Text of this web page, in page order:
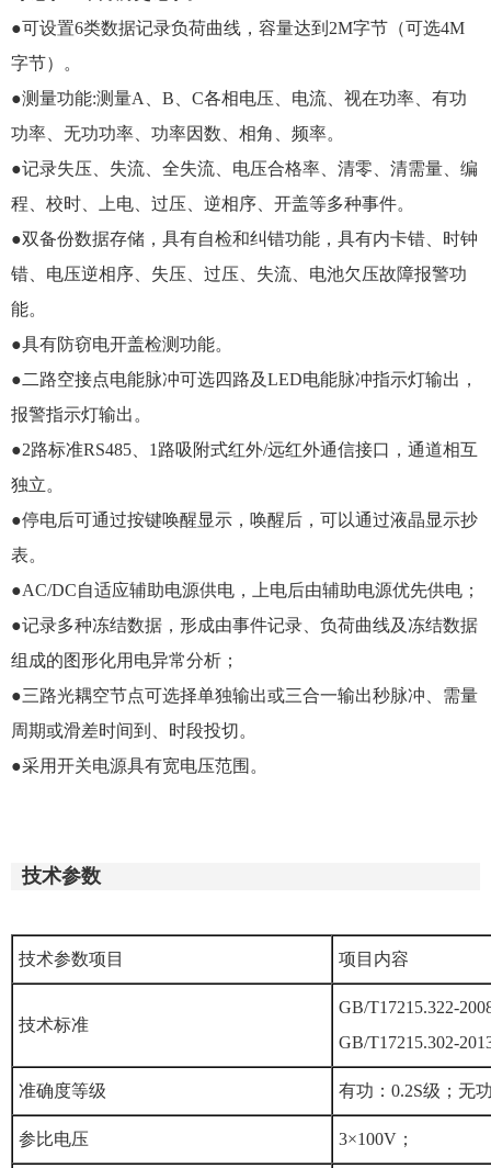
●可设置6类数据记录负荷曲线，容量达到2M字节（可选4M
字节）。
●测量功能:测量A、B、C各相电压、电流、视在功率、有功
功率、无功功率、功率因数、相角、频率。
●记录失压、失流、全失流、电压合格率、清零、清需量、编
程、校时、上电、过压、逆相序、开盖等多种事件。
●双备份数据存储，具有自检和纠错功能，具有内卡错、时钟
错、电压逆相序、失压、过压、失流、电池欠压故障报警功
能。
●具有防窃电开盖检测功能。
●二路空接点电能脉冲可选四路及LED电能脉冲指示灯输出，
报警指示灯输出。
●2路标准RS485、1路吸附式红外/远红外通信接口，通道相互
独立。
●停电后可通过按键唤醒显示，唤醒后，可以通过液晶显示抄
表。
●AC/DC自适应辅助电源供电，上电后由辅助电源优先供电；
●记录多种冻结数据，形成由事件记录、负荷曲线及冻结数据
组成的图形化用电异常分析；
●三路光耦空节点可选择单独输出或三合一输出秒脉冲、需量
周期或滑差时间到、时段投切。
●采用开关电源具有宽电压范围。
技术参数
技术参数项目 项目内容
技术标准
GB/T17215.322-
GB/T17215.302-
准确度等级 有功：0.2S级；无
参比电压 3×100V；